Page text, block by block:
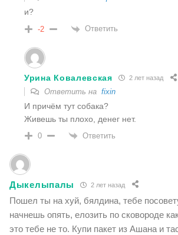
и?
-2 Ответить
Урина Ковалевская 2 лет назад
Ответить на fixin
И причём тут собака?
Живешь ты плохо, денег нет.
0 Ответить
Дыкелыпалы 2 лет назад
Пошел ты на хуй, бялдина, тебе
начнешь опять, елозить по сковороде
это тебе не то. Купи пакет из Ашана и